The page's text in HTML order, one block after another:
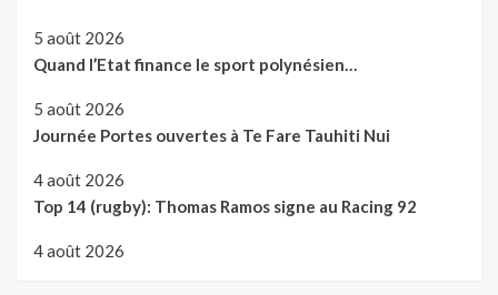
5 août 2026
Quand l’Etat finance le sport polynésien…
5 août 2026
Journée Portes ouvertes à Te Fare Tauhiti Nui
4 août 2026
Top 14 (rugby): Thomas Ramos signe au Racing 92
4 août 2026